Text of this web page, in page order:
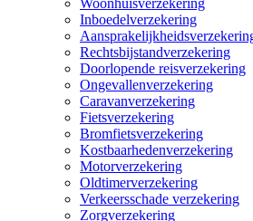
Woonhuisverzekering
Inboedelverzekering
Rechtsbijstandverzekering
Doorlopende reisverzekering
Ongevallenverzekering
Caravanverzekering
Fietsverzekering
Bromfietsverzekering
Kostbaarhedenverzekering
Motorverzekering
Oldtimerverzekering
Verkeersschade verzekering
Zorgverzekering